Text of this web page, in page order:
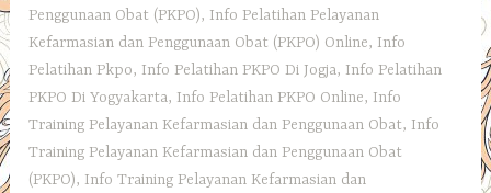
Penggunaan Obat (PKPO), Info Pelatihan Pelayanan
Kefarmasian dan Penggunaan Obat (PKPO) Online, Info
Pelatihan Pkpo, Info Pelatihan PKPO Di Jogja, Info Pelatihan
PKPO Di Yogyakarta, Info Pelatihan PKPO Online, Info
Training Pelayanan Kefarmasian dan Penggunaan Obat, Info
Training Pelayanan Kefarmasian dan Penggunaan Obat
(PKPO), Info Training Pelayanan Kefarmasian dan